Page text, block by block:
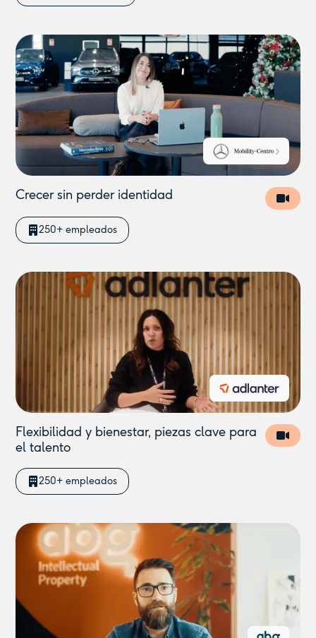
Crecer sin perder identidad
250+ empleados
Flexibilidad y bienestar, piezas clave para
el talento
250+ empleados